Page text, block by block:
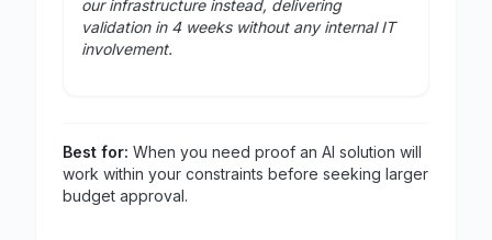
our infrastructure instead, delivering
validation in 4 weeks without any internal IT
involvement.
Best for: When you need proof an AI solution will
work within your constraints before seeking larger
budget approval.